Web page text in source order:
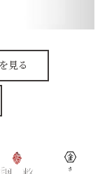
見る